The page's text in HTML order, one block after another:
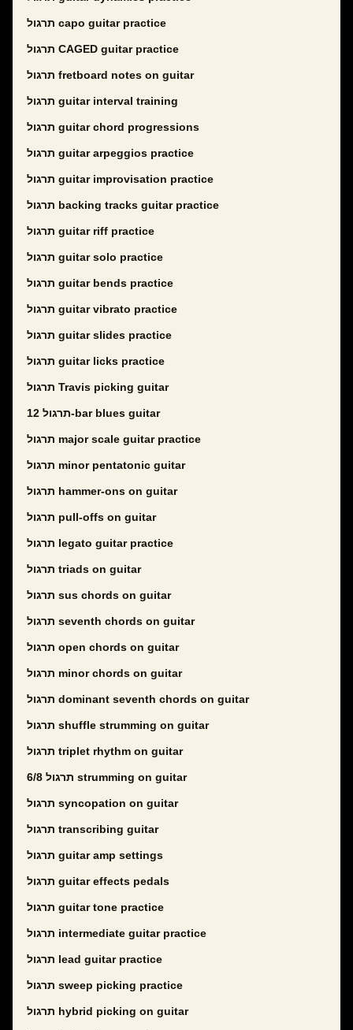
תרגול capo guitar practice
תרגול CAGED guitar practice
תרגול fretboard notes on guitar
תרגול guitar interval training
תרגול guitar chord progressions
תרגול guitar arpeggios practice
תרגול guitar improvisation practice
תרגול backing tracks guitar practice
תרגול guitar riff practice
תרגול guitar solo practice
תרגול guitar bends practice
תרגול guitar vibrato practice
תרגול guitar slides practice
תרגול guitar licks practice
תרגול Travis picking guitar
תרגול 12-bar blues guitar
תרגול major scale guitar practice
תרגול minor pentatonic guitar
תרגול hammer-ons on guitar
תרגול pull-offs on guitar
תרגול legato guitar practice
תרגול triads on guitar
תרגול sus chords on guitar
תרגול seventh chords on guitar
תרגול open chords on guitar
תרגול minor chords on guitar
תרגול dominant seventh chords on guitar
תרגול shuffle strumming on guitar
תרגול triplet rhythm on guitar
תרגול 6/8 strumming on guitar
תרגול syncopation on guitar
תרגול transcribing guitar
תרגול guitar amp settings
תרגול guitar effects pedals
תרגול guitar tone practice
תרגול intermediate guitar practice
תרגול lead guitar practice
תרגול sweep picking practice
תרגול hybrid picking on guitar